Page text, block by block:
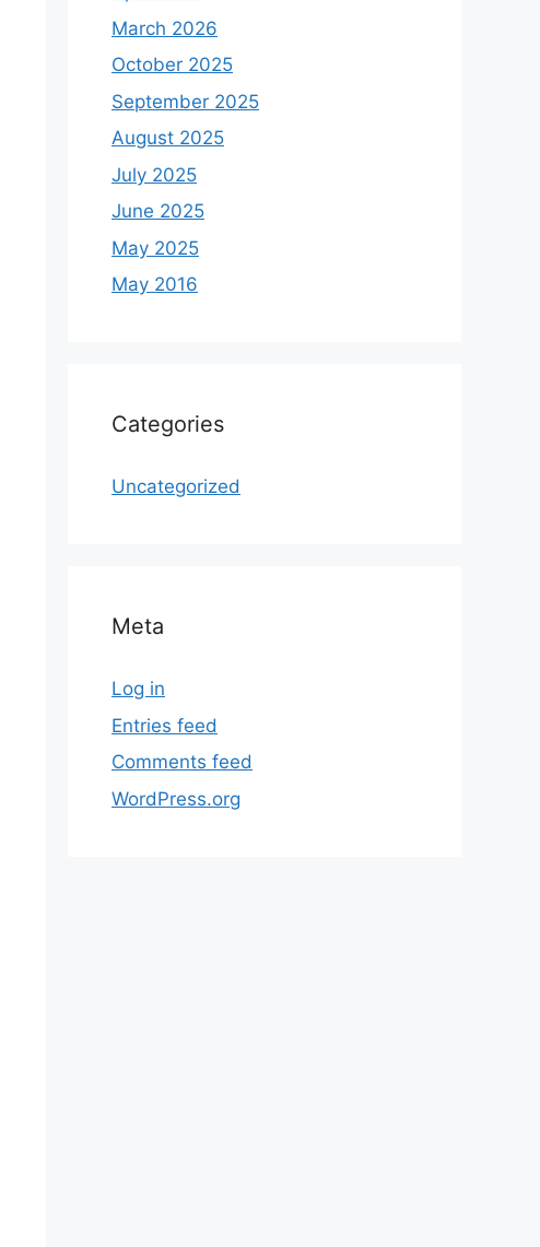
March 2026
October 2025
September 2025
August 2025
July 2025
June 2025
May 2025
May 2016
Categories
Uncategorized
Meta
Log in
Entries feed
Comments feed
WordPress.org